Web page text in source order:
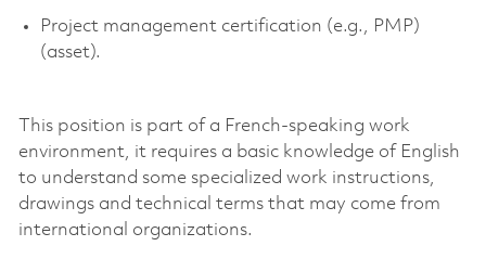
Project management certification (e.g., PMP)
(asset).
This position is part of a French-speaking work
environment, it requires a basic knowledge of English
to understand some specialized work instructions,
drawings and technical terms that may come from
international organizations.